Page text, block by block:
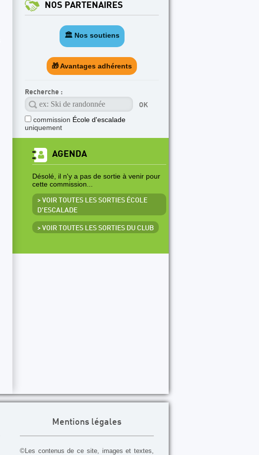
NOS PARTENAIRES
🏛️ Nos soutiens
🎁 Avantages adhérents
Recherche :
commission École d'escalade
uniquement
AGENDA
Désolé, il n'y a pas de sortie à venir pour
cette commission...
> VOIR TOUTES LES SORTIES ÉCOLE
D'ESCALADE
> VOIR TOUTES LES SORTIES DU CLUB
Mentions légales
©Les contenus de ce site, images et textes,